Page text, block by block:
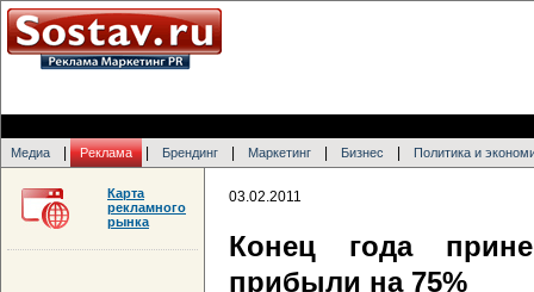
Медиа Реклама Брендинг Маркетинг Бизнес Политика и
03.02.2011
Конец года
прибыли на 75%
Карта
рекламного
рынка